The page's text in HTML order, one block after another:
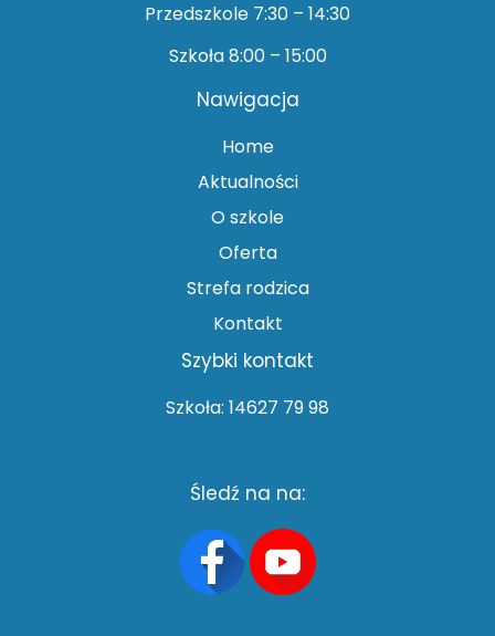
Przedszkole 7:30 – 14:30
Szkoła 8:00 – 15:00
Nawigacja
Home
Aktualności
O szkole
Oferta
Strefa rodzica
Kontakt
Szybki kontakt
Szkoła: 14627 79 98
Śledź na na: